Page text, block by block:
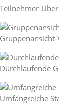
Teilnehmer-
Durchlaufende
Umfangreiche